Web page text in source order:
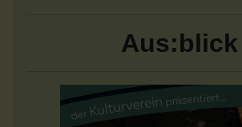
Aus:blick